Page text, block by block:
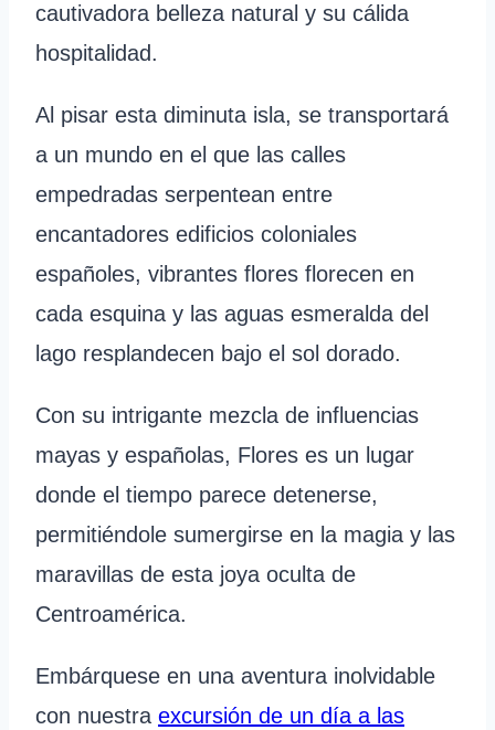
cautivadora belleza natural y su cálida
hospitalidad.
Al pisar esta diminuta isla, se transportará
a un mundo en el que las calles
empedradas serpentean entre
encantadores edificios coloniales
españoles, vibrantes flores florecen en
cada esquina y las aguas esmeralda del
lago resplandecen bajo el sol dorado.
Con su intrigante mezcla de influencias
mayas y españolas, Flores es un lugar
donde el tiempo parece detenerse,
permitiéndole sumergirse en la magia y las
maravillas de esta joya oculta de
Centroamérica.
Embárquese en una aventura inolvidable
con nuestra excursión de un día a las